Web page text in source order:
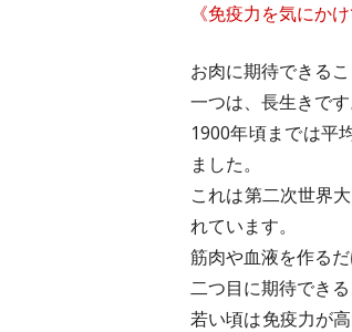
《免疫力を気にか
お肉に期待できるこ
一つは、長生きです
1900年頃までは平
ました。
これは第二次世界
れています。
筋肉や血液を作る
二つ目に期待でき
若い頃は免疫力が